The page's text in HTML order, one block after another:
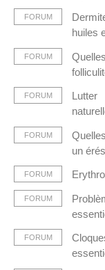
FORUM
huiles
FORUM
FORUM
FORUM
un
FORUM
FORUM
FORUM